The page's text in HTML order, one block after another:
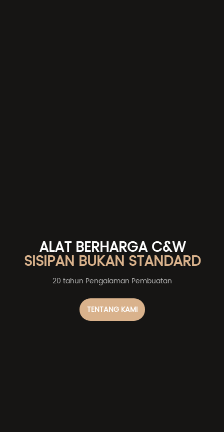
ALAT BERHARGA C&W
SISIPAN BUKAN STANDARD
20 tahun Pengalaman Pembuatan
TENTANG KAMI